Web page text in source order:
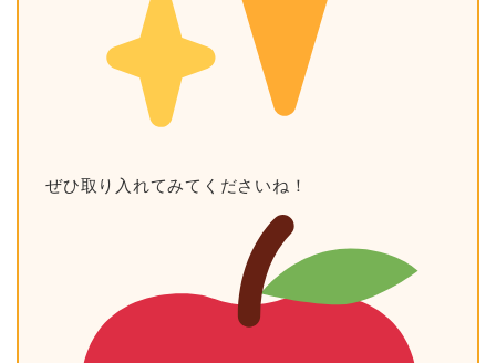
ぜひ取り入れてみてくださいね！